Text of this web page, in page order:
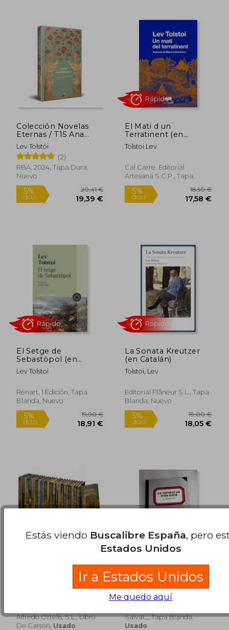
5% 5%
5%
dcto.
5%
dcto.
Rápido
Colección Novelas
Eternas / T15 Ana
Karénina 1
Lev Tolstói
(2)
RBA, 2024, Tapa Dura,
Nuevo
El Mati d un
Terratinent (en
Catalán)
Tolstoi Lev
Cal Carre. Editorial
Artesana S.C.P., Tapa
Blanda, Nuevo
Rápido
El Setge de
Sebastòpol (en
Catalán)
Lev Tolstoi
Renart, 1 Edición, Tapa
Blanda, Nuevo
La Sonata Kreutzer
(en Catalán)
Tolstoi, Lev
Editorial Flâneur S.L., Tapa
Blanda, Nuevo
Alfredo Ortells, S.L., Libro
De Cartón, Usado
La Muerte de Ivan
Ilich
Tolstói, Lev
Salvat.,, Tapa Blanda,
Usado
Estás viendo Buscalibre España, pero
Estados Unidos
Ir a Estados Unidos
Me quedo aquí